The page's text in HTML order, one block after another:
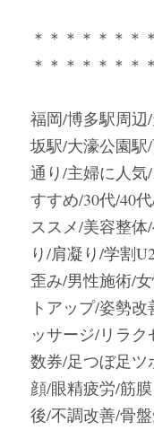
＊＊＊＊＊＊＊
＊＊＊＊＊＊＊
福岡/博多駅周
坂駅/大濠公園駅
通り/主婦に人気
すすめ/30代/40
ススメ/美容整体
り/肩凝り/学割
歪み/男性施術/
トアップ/姿勢
ッサージ/リラ
数券/足つぼ足
顔/眼精疲労/筋
後/不調改善/骨